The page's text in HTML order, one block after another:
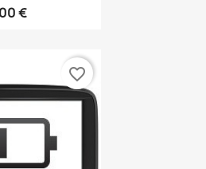
€
favorite_border